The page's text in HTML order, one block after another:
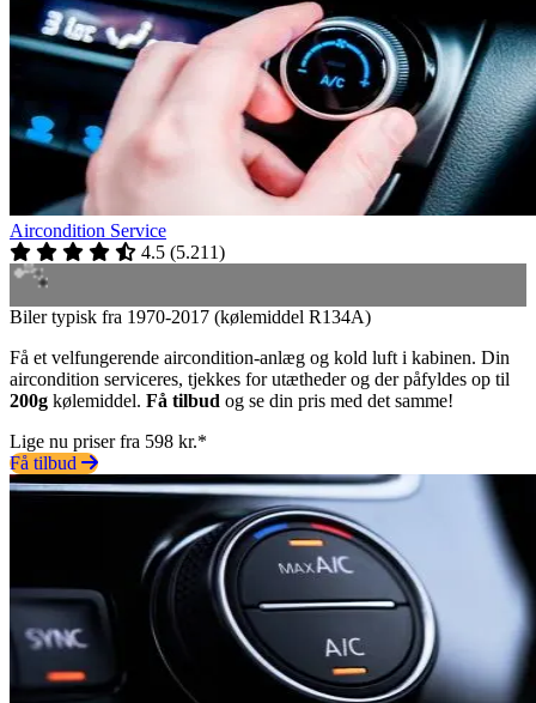
Aircondition Service
4.5 (5.211)
Biler typisk fra 1970-2017 (kølemiddel R134A)
Få et velfungerende aircondition-anlæg og kold luft i kabinen. Din
aircondition serviceres, tjekkes for utætheder og der påfyldes op til
200g kølemiddel. Få tilbud og se din pris med det samme!
Lige nu priser fra 598 kr.*
Få tilbud